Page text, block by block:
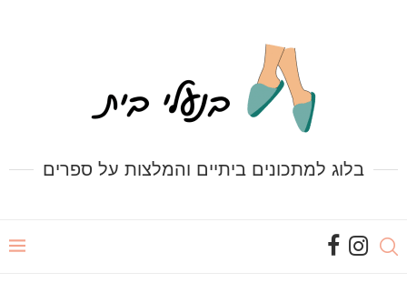
בלוג למתכונים ביתיים והמלצות על ספרים